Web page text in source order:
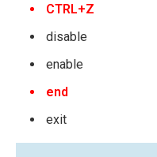
CTRL+Z
disable
enable
end
exit